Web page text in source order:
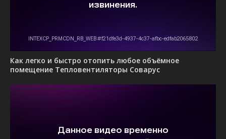
Как легко и быстро отопить любое объёмное
помещение Тепловентиляторы Соварус